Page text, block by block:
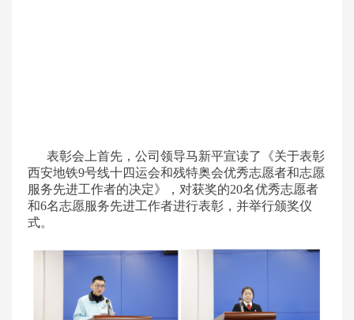
表彰会上首先，公司领导马新平宣读了《关于表彰
西安地铁9号线十四运会和残特奥会优秀志愿者和志愿
服务先进工作者的决定》，对获奖的20名优秀志愿者
和6名志愿服务先进工作者进行表彰，并举行颁奖仪
式。